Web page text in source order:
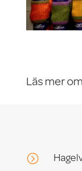
Läs mer
=